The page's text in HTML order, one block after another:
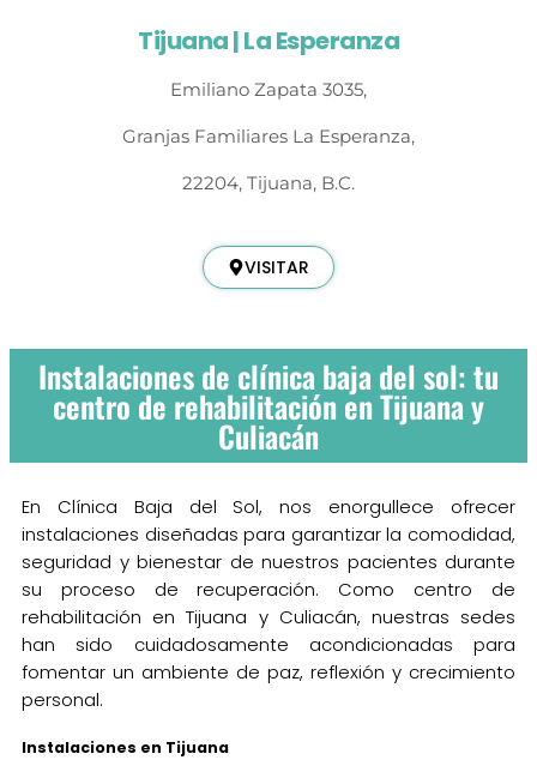
Tijuana | La Esperanza
Emiliano Zapata 3035,
Granjas Familiares La Esperanza,
22204, Tijuana, B.C.
VISITAR
Instalaciones de clínica baja del sol: tu
centro de rehabilitación en Tijuana y
Culiacán
En Clínica Baja del Sol, nos enorgullece ofrecer
instalaciones diseñadas para garantizar la comodidad,
seguridad y bienestar de nuestros pacientes durante
su proceso de recuperación. Como centro de
rehabilitación en Tijuana y Culiacán, nuestras sedes
han sido cuidadosamente acondicionadas para
fomentar un ambiente de paz, reflexión y crecimiento
personal.
Instalaciones en Tijuana